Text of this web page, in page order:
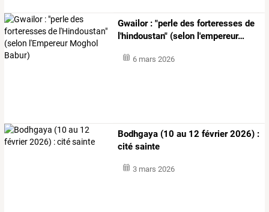
Gwailor: "perle des forteresses de
l'hindoustan" (selon l'empereur…
6 mars 2026
Bodhgaya (10 au 12 février 2026) :
cité sainte
3 mars 2026